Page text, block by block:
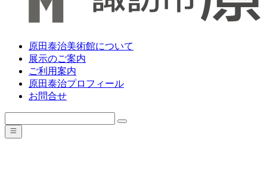
原田泰治美術館について
展示のご案内
ご利用案内
原田泰治プロフィール
お問合せ